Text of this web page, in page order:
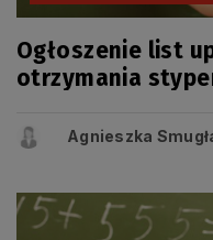
Ogłoszenie list
otrzymania
Agnieszka